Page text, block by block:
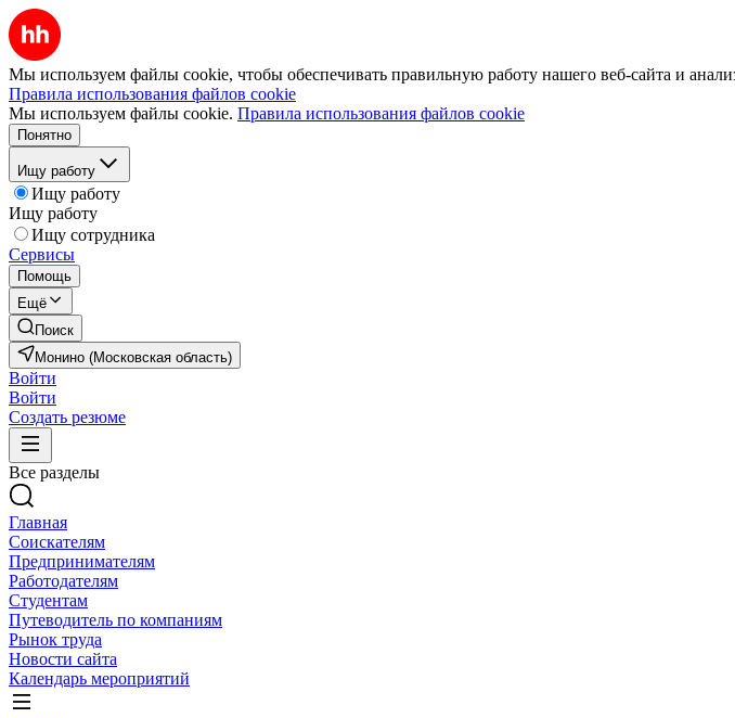
Мы используем файлы cookie, чтобы обеспечивать правильную работу нашего веб-сайта и
Правила использования файлов cookie
Мы используем файлы cookie. Правила использования файлов cookie
Понятно
Ищу работу
Ищу работу
Ищу работу
Ищу сотрудника
Сервисы
Помощь
Ещё
Поиск
Монино (Московская область)
Войти
Войти
Создать резюме
Все разделы
Главная
Соискателям
Предпринимателям
Работодателям
Студентам
Путеводитель по компаниям
Рынок труда
Новости сайта
Календарь мероприятий